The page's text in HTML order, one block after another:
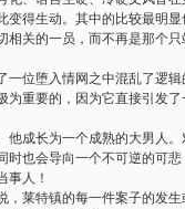
得生动。其中的比较最明
关的一员，而不再是那个
位堕入情网之中混乱了逻
为重要的，因为它直接引发了
成长为一个成熟的大男人
也会导向一个不可逆的可
事人！
莱特镇的每一件案子的发